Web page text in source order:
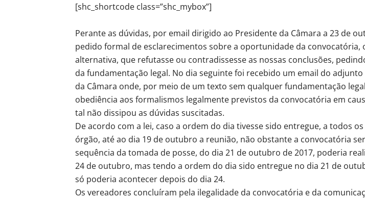
[shc_shortcode class=”shc_mybox”]
Perante as dúvidas, por email dirigido ao Presidente da Câmara a 23 de
pedido formal de esclarecimentos sobre a oportunidade da convocatória,
alternativa, que refutasse ou contradissesse as nossas conclusões,
da fundamentação legal. No dia seguinte foi recebido um email do
da Câmara onde, por meio de um texto sem qualquer fundamentação
obediência aos formalismos legalmente previstos da convocatória em
tal não dissipou as dúvidas suscitadas.
De acordo com a lei, caso a ordem do dia tivesse sido entregue, a todos
órgão, até ao dia 19 de outubro a reunião, não obstante a convocatória
sequência da tomada de posse, do dia 21 de outubro de 2017, poderia
24 de outubro, mas tendo a ordem do dia sido entregue no dia 21 de
só poderia acontecer depois do dia 24.
Os vereadores concluíram pela ilegalidade da convocatória e da